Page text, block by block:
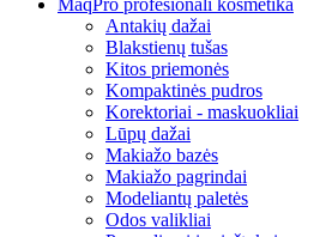
Antakių dažai
Blakstienų tušas
Kitos priemonės
Kompaktinės pudros
Korektoriai - maskuokliai
Lūpų dažai
Makiažo bazės
Makiažo pagrindai
Modeliantų paletės
Odos valikliai